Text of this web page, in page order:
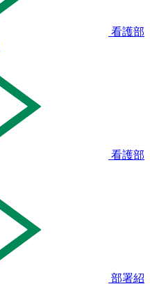
看護部
看護部
部署紹